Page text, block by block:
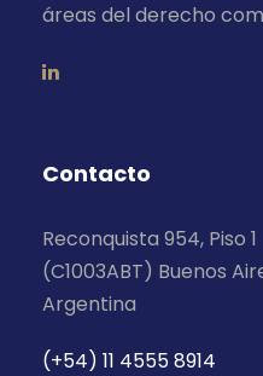
áreas del derecho
Contacto
Reconquista 954, Piso 1
(C1003ABT) Buenos
Argentina
(+54) 11 4555 8914